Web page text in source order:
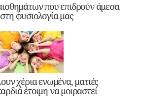
που επιδρούν άμεσα
φυσιολογία μας
χέρια ενωμένα, ματιές
έτοιμη να μοιραστεί